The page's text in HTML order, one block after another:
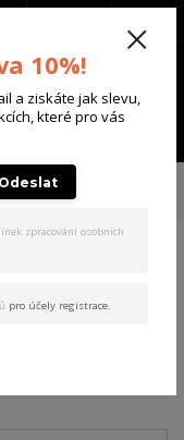
Menu
The End Sweat Dress
black
10%!
a ziskáte jak slevu,
které pro vás
Odeslat
zpracování osobních
pro účely registrace.